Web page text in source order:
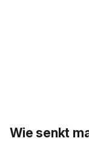
Wie senkt